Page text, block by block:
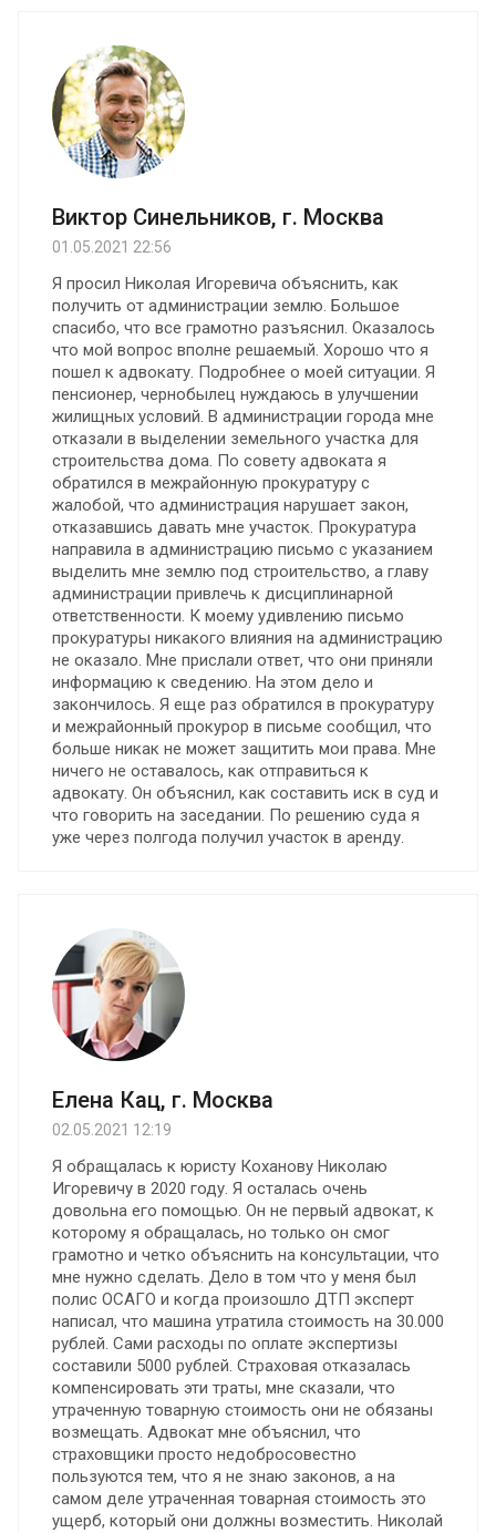
Виктор Синельников, г. Москва
01.05.2021 22:56
Я просил Николая Игоревича объяснить, как
получить от администрации землю. Большое
спасибо, что все грамотно разъяснил. Оказалось
что мой вопрос вполне решаемый. Хорошо что я
пошел к адвокату. Подробнее о моей ситуации. Я
пенсионер, чернобылец нуждаюсь в улучшении
жилищных условий. В администрации города мне
отказали в выделении земельного участка для
строительства дома. По совету адвоката я
обратился в межрайонную прокуратуру с
жалобой, что администрация нарушает закон,
отказавшись давать мне участок. Прокуратура
направила в администрацию письмо с указанием
выделить мне землю под строительство, а главу
администрации привлечь к дисциплинарной
ответственности. К моему удивлению письмо
прокуратуры никакого влияния на администрацию
не оказало. Мне прислали ответ, что они приняли
информацию к сведению. На этом дело и
закончилось. Я еще раз обратился в прокуратуру
и межрайонный прокурор в письме сообщил, что
больше никак не может защитить мои права. Мне
ничего не оставалось, как отправиться к
адвокату. Он объяснил, как составить иск в суд и
что говорить на заседании. По решению суда я
уже через полгода получил участок в аренду.
Елена Кац, г. Москва
02.05.2021 12:19
Я обращалась к юристу Коханову Николаю
Игоревичу в 2020 году. Я осталась очень
довольна его помощью. Oн не первый адвокат, к
которому я обращалась, но только он смог
грамотно и четко объяснить на консультации, что
мне нужно сделать. Дело в том что у меня был
полис ОСАГО и когда произошло ДТП эксперт
написал, что машина утратила стоимость на 30.000
рублей. Сами расходы по оплате экспертизы
составили 5000 рублей. Страховая отказалась
компенсировать эти траты, мне сказали, что
утраченную товарную стоимость они не обязаны
возмещать. Адвокат мне объяснил, что
страховщики просто недобросовестно
пользуются тем, что я не знаю законов, а на
самом деле утраченная товарная стоимость это
ущерб, который они должны возместить. Николай